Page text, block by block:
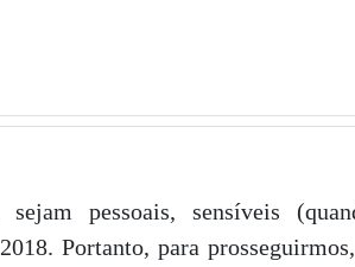
pessoais, sensíveis
Portanto, para